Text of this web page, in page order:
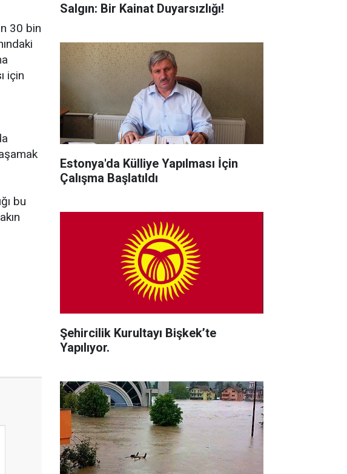
30 bin
için
bu
Salgın: Bir Kainat Duyarsızlığı!
Estonya'da Külliye Yapılması İçin
Çalışma Başlatıldı
Şehircilik Kurultayı Bişkek’te
Yapılıyor.